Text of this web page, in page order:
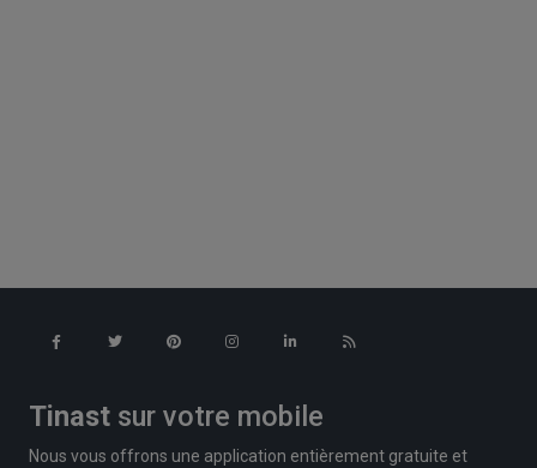
Tinast sur votre mobile
Nous vous offrons une application entièrement gratuite et